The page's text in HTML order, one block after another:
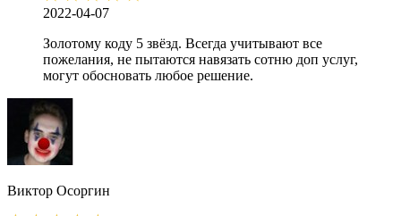
2022-04-07
Золотому коду 5 звёзд. Всегда учитывают все
пожелания, не пытаются навязать сотню доп услуг,
могут обосновать любое решение.
Виктор Осоргин